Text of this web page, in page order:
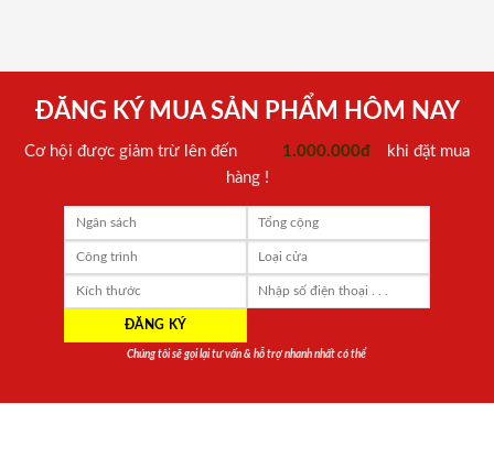
ĐĂNG KÝ MUA SẢN PHẨM HÔM NAY
Cơ hội được giảm trừ lên đến 1.000.000đ
khi đặt mua
hàng !
Chúng tôi sẽ gọi lại tư vấn & hỗ trợ nhanh nhất có thể